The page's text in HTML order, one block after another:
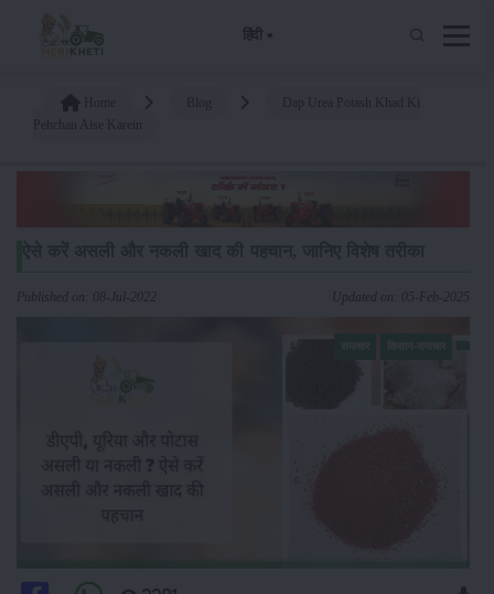
हिंदी
Published on: 08-Jul-2022 Updated on: 05-Feb-2025